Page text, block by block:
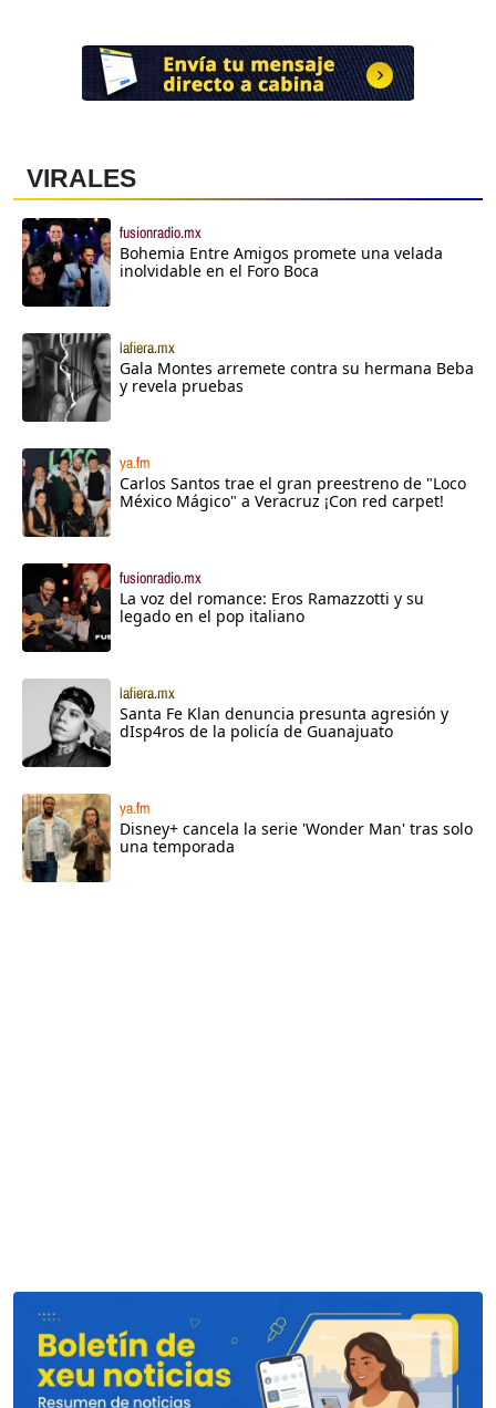
VIRALES
fusionradio.mx
Bohemia Entre Amigos promete una velada
inolvidable en el Foro Boca
lafiera.mx
Gala Montes arremete contra su hermana Beba
y revela pruebas
ya.fm
Carlos Santos trae el gran preestreno de "Loco
México Mágico" a Veracruz ¡Con red carpet!
fusionradio.mx
La voz del romance: Eros Ramazzotti y su
legado en el pop italiano
lafiera.mx
Santa Fe Klan denuncia presunta agresión y
dIsp4ros de la policía de Guanajuato
ya.fm
Disney+ cancela la serie 'Wonder Man' tras solo
una temporada